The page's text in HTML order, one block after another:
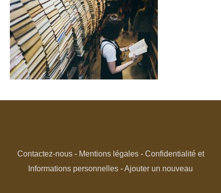
Contactez-nous- Mentions légales- Confidentialité et
Informations personnelles -Ajouter un nouveau